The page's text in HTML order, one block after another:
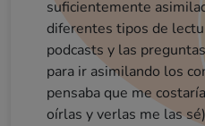
suficientemente
diferentes tipos de
podcasts y las
para ir asimilando los
pensaba que me
oírlas y verlas me las
sobretodo
lo que haces.